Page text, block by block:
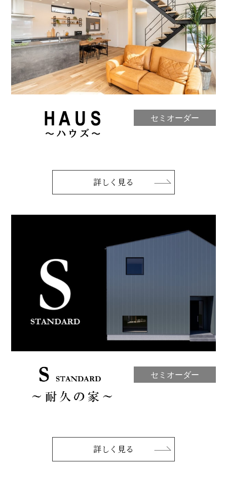
セミオーダー
詳しく見る
セミオーダー
詳しく見る